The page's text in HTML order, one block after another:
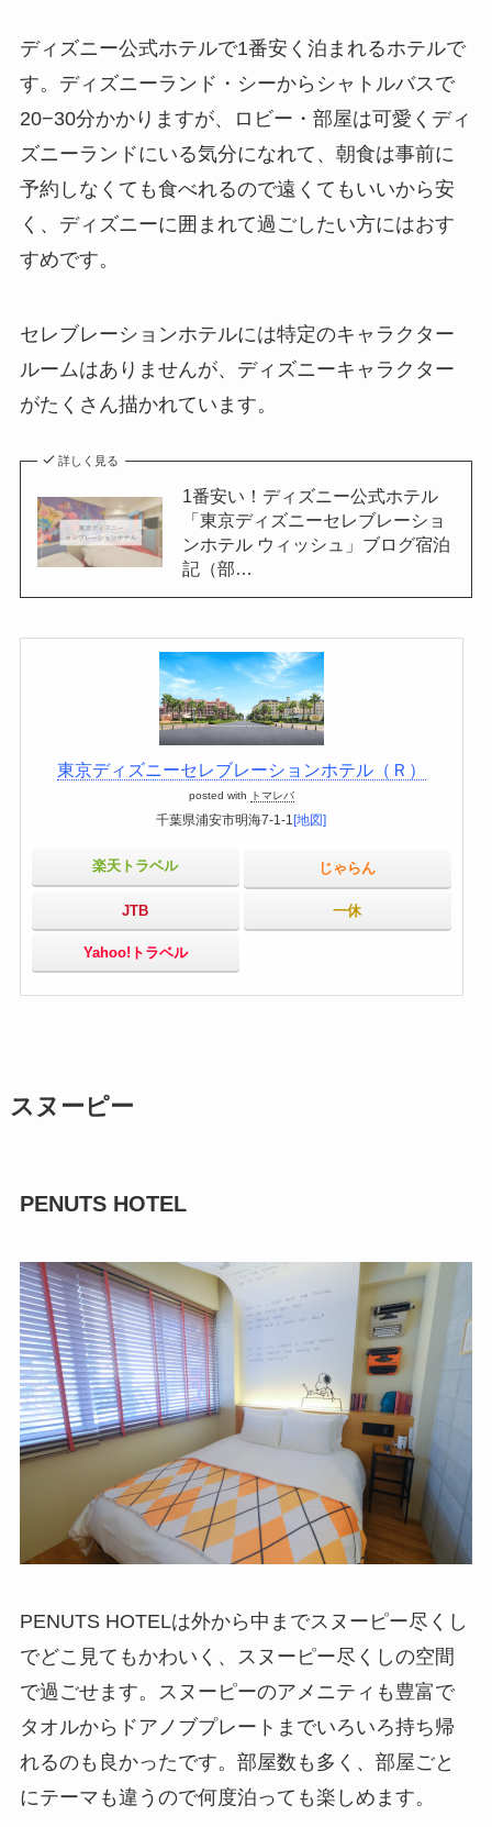
ディズニー公式ホテルで1番安く泊まれるホテルで
す。ディズニーランド・シーからシャトルバスで
20−30分かかりますが、ロビー・部屋は可愛くディ
ズニーランドにいる気分になれて、朝食は事前に
予約しなくても食べれるので遠くてもいいから安
く、ディズニーに囲まれて過ごしたい方にはおす
すめです。
セレブレーションホテルには特定のキャラクター
ルームはありませんが、ディズニーキャラクター
がたくさん描かれています。
詳しく見る
1番安い！ディズニー公式ホテル
「東京ディズニーセレブレーショ
ンホテル ウィッシュ」ブログ宿泊
記（部…
東京ディズニーセレブレーションホテル（Ｒ）
posted with トマレバ
千葉県浦安市明海7-1-1[地図]
楽天トラベル じゃらん
JTB 一休
Yahoo!トラベル
スヌーピー
PENUTS HOTEL
PENUTS HOTELは外から中までスヌーピー尽くし
でどこ見てもかわいく、スヌーピー尽くしの空間
で過ごせます。スヌーピーのアメニティも豊富で
タオルからドアノブプレートまでいろいろ持ち帰
れるのも良かったです。部屋数も多く、部屋ごと
にテーマも違うので何度泊っても楽しめます。